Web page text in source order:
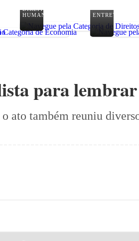
DIREITOS
HUMANOS
para
ato também reuniu